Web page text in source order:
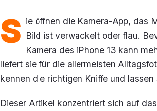
S ie öffnen die Kamera-App, das
Bild ist verwackelt oder flau.
Kamera des iPhone 13 kann
liefert sie für die allermeisten
kennen die richtigen Kniffe und
Dieser Artikel konzentriert sich auf